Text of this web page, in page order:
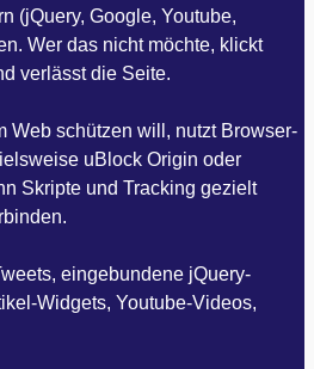
(jQuery, Google, Youtube,
Wer das nicht möchte, klickt
verlässt die Seite.
Web schützen will, nutzt Browser-
uBlock Origin oder
Skripte und Tracking gezielt
eingebundene jQuery-
Widgets, Youtube-Videos,